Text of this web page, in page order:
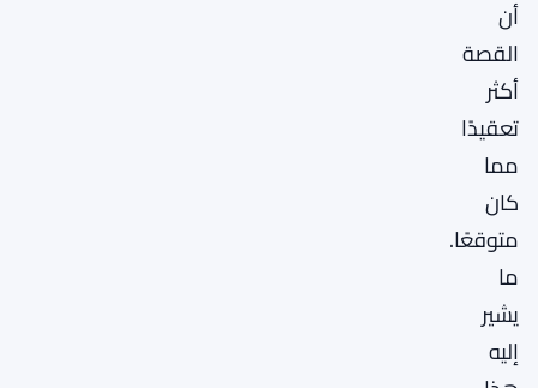
أن
القصة
أكثر
تعقيدًا
مما
كان
متوقعًا.
ما
يشير
إليه